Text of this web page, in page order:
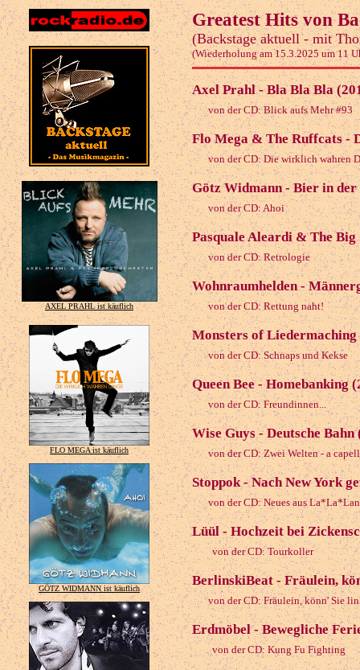
AXEL PRAHL ist käuflich
FLO MEGA ist käuflich
GÖTZ WIDMANN ist käuflich
Greatest Hits von
(Backstage aktuell - mit
(Wiederholung am 15.3.2025 um 11
Axel Prahl - Bla Bla Bla
von der CD: Blick aufs Mehr #93
Flo Mega & The Ruffcats -
von der CD: Die wirklich wahren
Götz Widmann - Bier in der
von der CD: Ahoi
Pasquale Aleardi & The
von der CD: Retrologie
Wohnraumhelden -
von der CD: Rettung naht!
Monsters of
von der CD: Schnaps und Kekse
Queen Bee - Homebanking
von der CD: Freundinnen...
Wise Guys - Deutsche Bahn
von der CD: Zwei Welten - a
Stoppok - Nach New York
von der CD: Neues aus
Lüül - Hochzeit bei
von der CD: Tourkoller
BerlinskiBeat - Fräulein,
von der CD: Fräulein, könn' Sie
Erdmöbel - Bewegliche
von der CD: Kung Fu Fighting